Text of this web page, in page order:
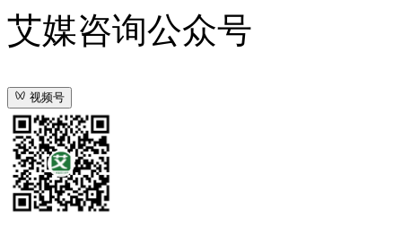
艾媒咨询公众号
视频号